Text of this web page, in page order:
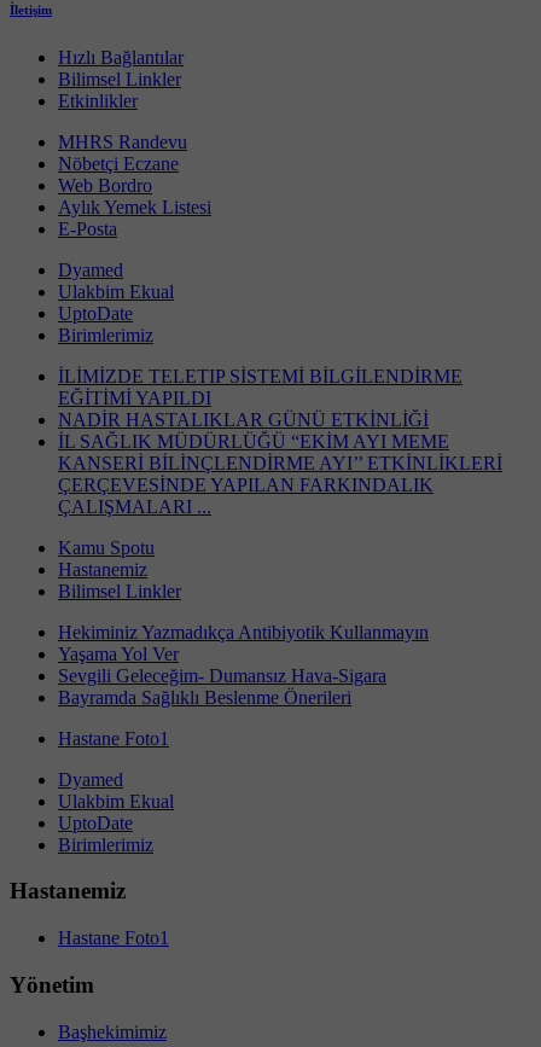
İletişim
Hızlı Bağlantılar
Bilimsel Linkler
Etkinlikler
MHRS Randevu
Nöbetçi Eczane
Web Bordro
Aylık Yemek Listesi
E-Posta
Dyamed
Ulakbim Ekual
UptoDate
Birimlerimiz
İLİMİZDE TELETIP SİSTEMİ BİLGİLENDİRME
EĞİTİMİ YAPILDI
NADİR HASTALIKLAR GÜNÜ ETKİNLİĞİ
İL SAĞLIK MÜDÜRLÜĞÜ “EKİM AYI MEME
KANSERİ BİLİNÇLENDİRME AYI’’ ETKİNLİKLERİ
ÇERÇEVESİNDE YAPILAN FARKINDALIK
ÇALIŞMALARI ...
Kamu Spotu
Hastanemiz
Bilimsel Linkler
Hekiminiz Yazmadıkça Antibiyotik Kullanmayın
Yaşama Yol Ver
Sevgili Geleceğim- Dumansız Hava-Sigara
Bayramda Sağlıklı Beslenme Önerileri
Hastane Foto1
Dyamed
Ulakbim Ekual
UptoDate
Birimlerimiz
Hastanemiz
Hastane Foto1
Yönetim
Başhekimimiz